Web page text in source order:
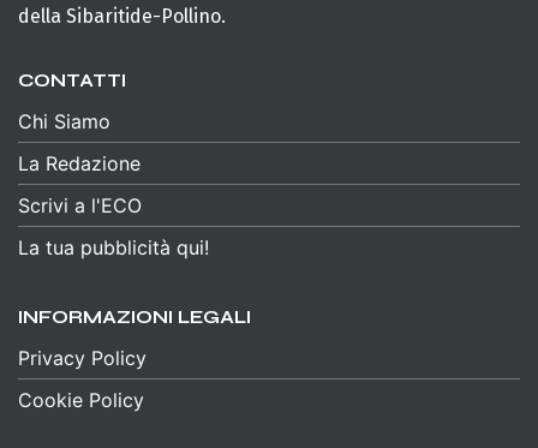
della Sibaritide-Pollino.
CONTATTI
Chi Siamo
La Redazione
Scrivi a l'ECO
La tua pubblicità qui!
INFORMAZIONI LEGALI
Privacy Policy
Cookie Policy